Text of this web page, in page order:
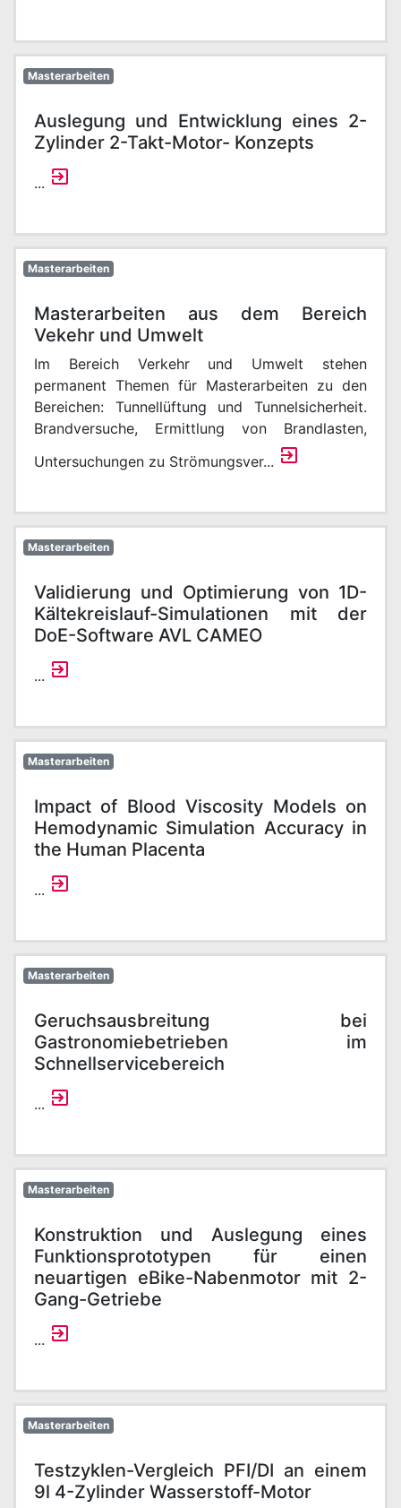
Masterarbeiten
Auslegung und Entwicklung eines 2-
Zylinder 2-Takt-Motor- Konzepts
...
Masterarbeiten
Masterarbeiten aus dem Bereich
Vekehr und Umwelt
Im Bereich Verkehr und Umwelt stehen
permanent Themen für Masterarbeiten zu den
Bereichen: Tunnellüftung und Tunnelsicherheit.
Brandversuche, Ermittlung von Brandlasten,
Untersuchungen zu Strömungsver...
Masterarbeiten
Validierung und Optimierung von 1D-
Kältekreislauf-Simulationen mit der
DoE-Software AVL CAMEO
...
Masterarbeiten
Impact of Blood Viscosity Models on
Hemodynamic Simulation Accuracy in
the Human Placenta
...
Masterarbeiten
Geruchsausbreitung bei
Gastronomiebetrieben im
Schnellservicebereich
...
Masterarbeiten
Konstruktion und Auslegung eines
Funktionsprototypen für einen
neuartigen eBike-Nabenmotor mit 2-
Gang-Getriebe
...
Masterarbeiten
Testzyklen-Vergleich PFI/DI an einem
9l 4-Zylinder Wasserstoff-Motor